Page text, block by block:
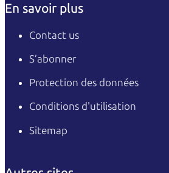
En savoir plus
Contact us
S’abonner
Protection des données
Conditions d'utilisation
Sitemap